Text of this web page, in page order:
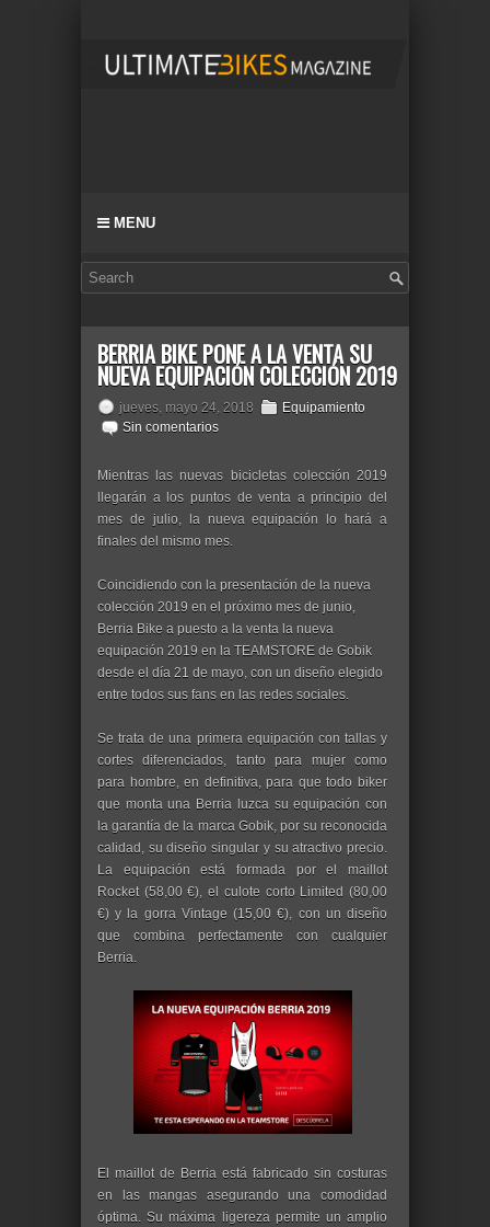
MENU
BERRIA BIKE PONE A LA VENTA SU
NUEVA EQUIPACIÓN COLECCIÓN 2019
jueves, mayo 24, 2018
Equipamiento
Sin comentarios
Mientras las nuevas bicicletas colección 2019
llegarán a los puntos de venta a principio del
mes de julio, la nueva equipación lo hará a
finales del mismo mes.
Coincidiendo con la presentación de la nueva
colección 2019 en el próximo mes de junio,
Berria Bike a puesto a la venta la nueva
equipación 2019 en la TEAMSTORE de Gobik
desde el día 21 de mayo, con un diseño elegido
entre todos sus fans en las redes sociales.
Se trata de una primera equipación con tallas y
cortes diferenciados, tanto para mujer como
para hombre, en definitiva, para que todo biker
que monta una Berria luzca su equipación con
la garantía de la marca Gobik, por su reconocida
calidad, su diseño singular y su atractivo precio.
La equipación está formada por el maillot
Rocket (58,00 €), el culote corto Limited (80,00
€) y la gorra Vintage (15,00 €), con un diseño
que combina perfectamente con cualquier
Berria.
El maillot de Berria está fabricado sin costuras
en las mangas asegurando una comodidad
óptima. Su máxima ligereza permite un amplio